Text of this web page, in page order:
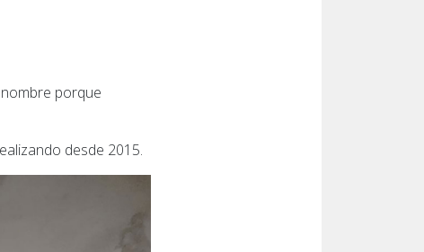
porque
desde 2015.